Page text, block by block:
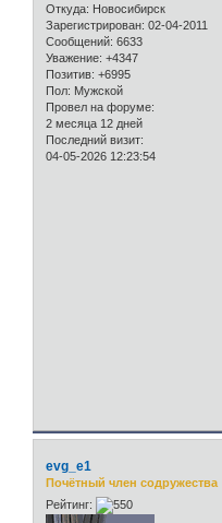
Откуда: Новосибирск
Зарегистрирован: 02-04-2011
Сообщений: 6633
Уважение: +4347
Позитив: +6995
Пол: Мужской
Провел на форуме:
2 месяца 12 дней
Последний визит:
04-05-2026 12:23:54
evg_e1
Почётный член содружества
Рейтинг: